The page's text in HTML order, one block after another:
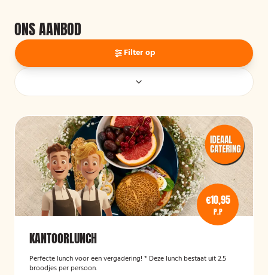
ONS AANBOD
Filter op
€10,95
P.P
KANTOORLUNCH
Perfecte lunch voor een vergadering! * Deze lunch bestaat uit 2.5
broodjes per persoon.